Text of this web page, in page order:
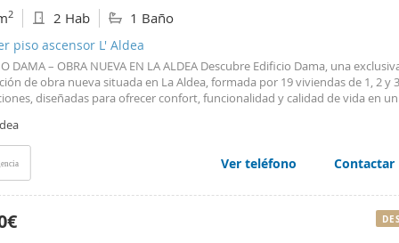
2 2 Hab 1 Baño
piso ascensor L' Aldea
DAMA – OBRA NUEVA EN LA ALDEA Descubre Edificio Dama, una
de obra nueva situada en La Aldea, formada por 19 viviendas de 1, 2 y 3
diseñadas para ofrecer confort, funcionalidad y calidad de vida en
planta, con viviendas de superficies aproximadas entre 45 m² y 75 m²,
al máximo cada espacio y garantizar una excelente entrada de luz
cuenta con una terraza privada, un espacio ideal para disfrutar del
o compartir momentos especiales con familia y amigos. El edificio está
escaleras independientes, cada una con su propia entrada, aportando más
y comodidad a sus residentes. Además, el bloque dispone de ascensor,
el acceso a todas las viviendas y garantizando una mayor comodidad
Ver teléfono Contactar